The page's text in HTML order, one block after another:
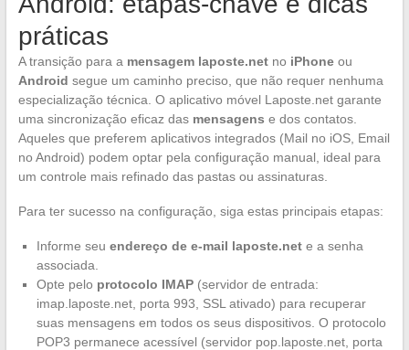
práticas
A transição para a mensagem laposte.netno iPhoneou
Android segue um caminho preciso, que não requer nenhuma
especialização técnica. O aplicativo móvel Laposte.net garante
uma sincronização eficaz das mensagens e dos contatos.
Aqueles que preferem aplicativos integrados (Mail no iOS, Email
no Android) podem optar pela configuração manual, ideal para
um controle mais refinado das pastas ou assinaturas.
Para ter sucesso na configuração, siga estas principais etapas:
Informe seu endereço de e-mail laposte.nete a senha
associada.
Opte pelo protocolo IMAP(servidor de entrada:
imap.laposte.net, porta 993, SSL ativado) para recuperar
suas mensagens em todos os seus dispositivos. O protocolo
POP3 permanece acessível (servidor pop.laposte.net, porta